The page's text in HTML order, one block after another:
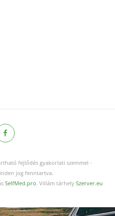
fejlődés gyakorlati szemmel -
jog fenntartva.
SelfMed.pro. Villám tárhely Szerver.eu